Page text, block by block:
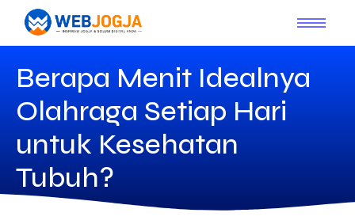
Berapa Menit Idealnya
Olahraga Setiap Hari
untuk Kesehatan
Tubuh?